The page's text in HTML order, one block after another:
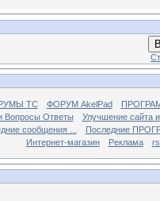
TC ФОРУМ AkelPad
Вопросы Ответы
Улучшение сайта
сообщения ...
Последние
Интернет-магазин
Реклама